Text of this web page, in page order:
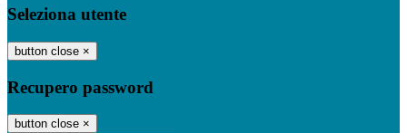
Seleziona utente
button close ×
Recupero password
button close ×